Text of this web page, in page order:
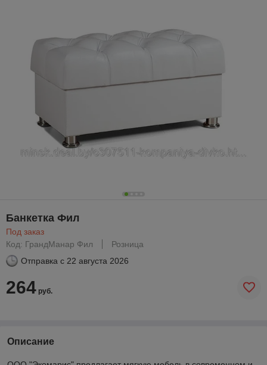
Банкетка Фил
Под заказ
Код: ГрандМанар Фил
Розница
Отправка с 22 августа 2026
264 руб.
Описание